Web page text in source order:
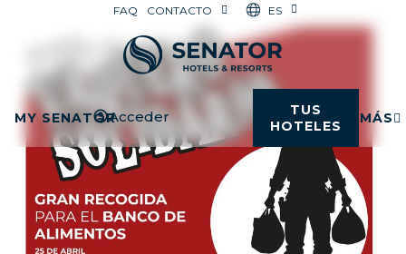
FAQ CONTACTO ES
MY SENATORAcceder
TUS
HOTELES
MÁS